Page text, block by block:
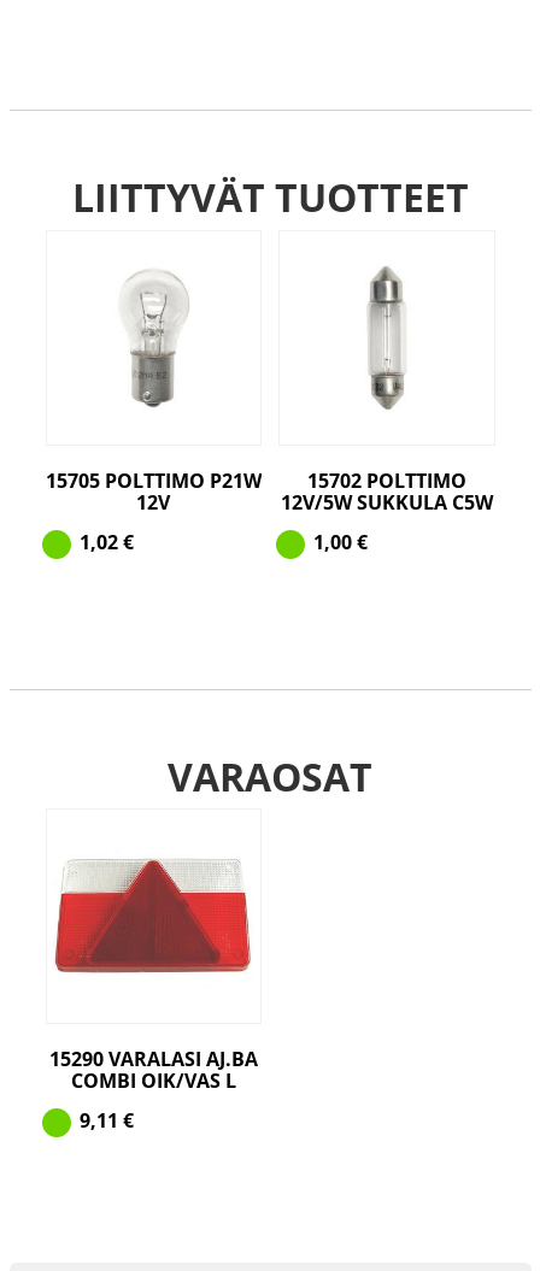
LIITTYVÄT TUOTTEET
15705 POLTTIMO P21W
12V
1,02€
15702 POLTTIMO
12V/5W SUKKULA C5W
1,00€
VARAOSAT
15290 VARALASI AJ.BA
COMBI OIK/VAS L
9,11 €